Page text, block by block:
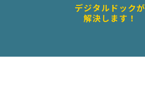
デジタルドックが
解決します！